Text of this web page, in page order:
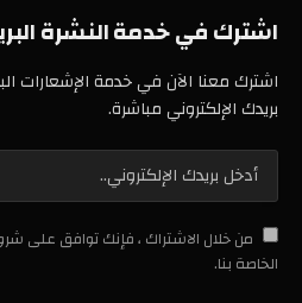
اشترك في خدمة النشرة
اشترك معنا الآن في خدمة الإشعارات
بريدك الإلكتروني مباشرة.
من خلال الاشتراك ، فإنك توافق على
الخاصة بنا.